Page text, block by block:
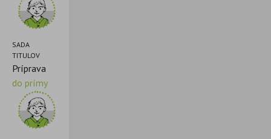
SADA
TITULOV
Príprava
do prímy